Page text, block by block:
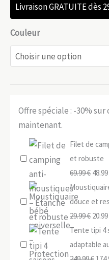
Livraison GRATUITE dès
Couleur
Offre spéciale : -30%
maintenant.
Filet de
et robuste
69.99€ Le
prix
initial
était
69.99
48.99
douce et
29.99€ Le
prix
initial
20.99
Tente tipi 4
adaptable